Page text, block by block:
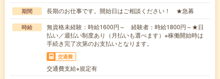
期間 長期のお仕事です。開始日はご相談ください！ ★急募
時給
無資格未経験：時給1600円～ 経験者：時給1800円～★日
払い／週払い制度あり（月払いも選べます）※稼働開始時は
手続き完了次第のお支払いとなります。
交通費
交通費支給※規定有